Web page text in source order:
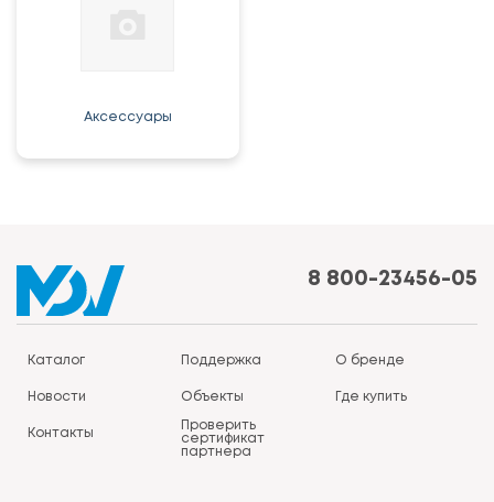
Аксессуары
8 800-23456-05
Каталог Поддержка О бренде
Новости Объекты Где купить
Контакты
Проверить
сертификат
партнера